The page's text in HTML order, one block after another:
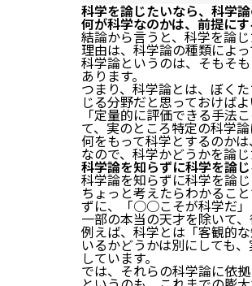
科学を論じたいなら、科学
何が科学なのかは、前提に
結論から言うと、科学を論
理由は、科学論の種類によ
科学論というのは、そもそ
あります。
つまり、科学論とは、ぼく
じる分野だと思っておけば
「定量的に評価できる手法
て、実のところ特定の科学
何をもって科学とするのか
なので、科学かどうかを論
科学論を知らずに科学を論
科学論を知らずに科学を論
ちょっと考えたらわかるこ
ずに、「○○こそが科学だ」
一部の本当の天才を除いて
例えば、科学とは「客観的
いるかどうかは別にしても
しています。
では、それらの科学論に依